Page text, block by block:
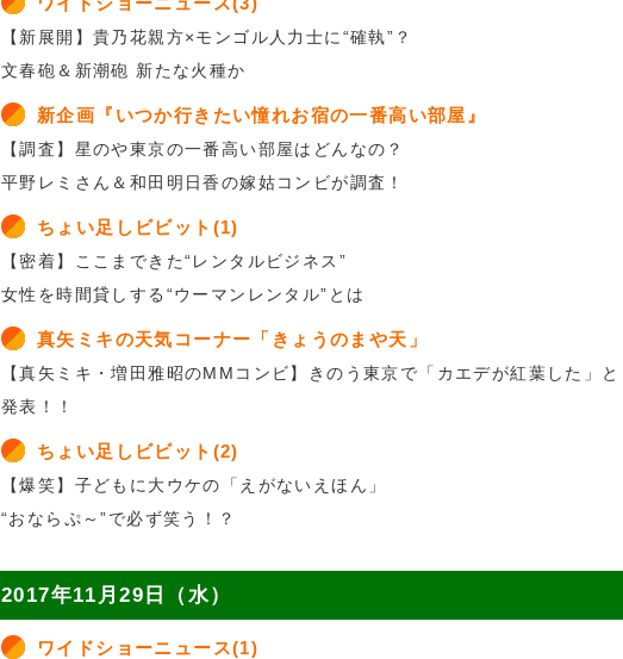
【新展開】貴乃花親方×モンゴル人力士に“確執”？
文春砲＆新潮砲 新たな火種か
新企画『いつか行きたい憧れお宿の一番高い部屋』
【調査】星のや東京の一番高い部屋はどんなの？
平野レミさん＆和田明日香の嫁姑コンビが調査！
ちょい足しビビット(1)
【密着】ここまできた“レンタルビジネス”
女性を時間貸しする“ウーマンレンタル”とは
真矢ミキの天気コーナー「きょうのまや天」
【真矢ミキ・増田雅昭のMMコンビ】きのう東京で「カエデが紅葉した」と
発表！！
ちょい足しビビット(2)
【爆笑】子どもに大ウケの「えがないえほん」
“おならぷ～”で必ず笑う！？
2017年11月29日（水）
ワイドショーニュース(1)